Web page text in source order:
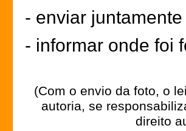
- enviar
- informar onde foi
(Com o envio da foto, o
autoria, se
direito